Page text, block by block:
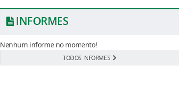
INFORMES
Nenhum informe no momento!
TODOS INFORMES